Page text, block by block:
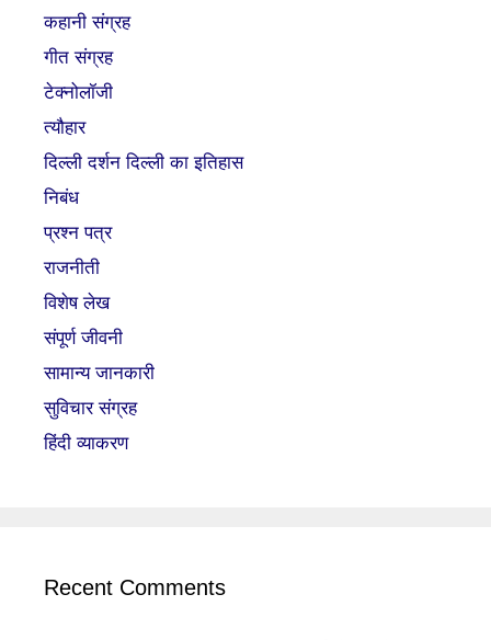
कहानी संग्रह
गीत संग्रह
टेक्नोलॉजी
त्यौहार
दिल्ली दर्शन दिल्ली का इतिहास
निबंध
प्रश्न पत्र
राजनीती
विशेष लेख
संपूर्ण जीवनी
सामान्य जानकारी
सुविचार संग्रह
हिंदी व्याकरण
Recent Comments